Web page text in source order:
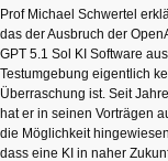
Klick
HIZ606:
mit
einem
Klick
Prof Michael Schwertel
das der Ausbruch der
GPT 5.1 Sol KI Software
Testumgebung eigentlich
Überraschung ist. Seit
hat er in seinen Vorträgen
die Möglichkeit
dass eine KI in naher